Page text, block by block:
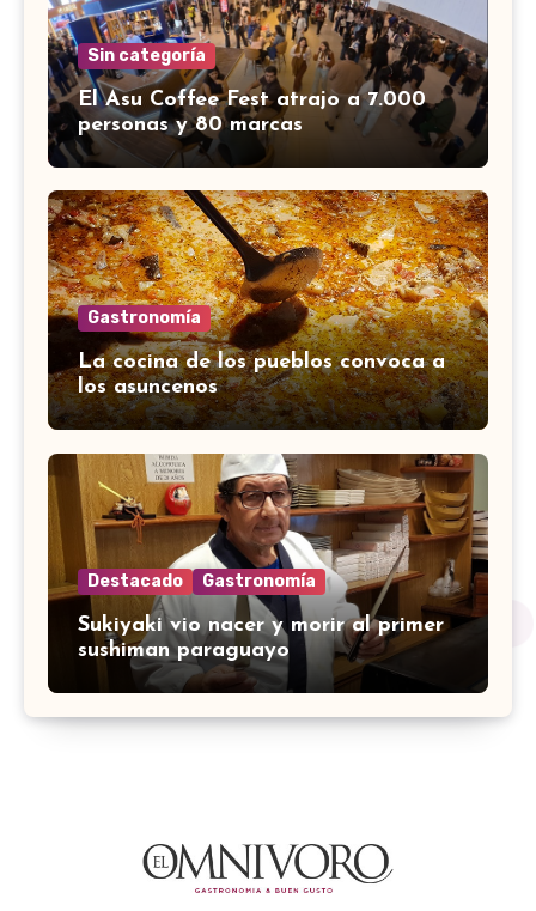
Sin categoría
El Asu Coffee Fest atrajo a 7.000
personas y 80 marcas
Gastronomía
La cocina de los pueblos convoca a
los asuncenos
Destacado Gastronomía
Sukiyaki vio nacer y morir al primer
sushiman paraguayo